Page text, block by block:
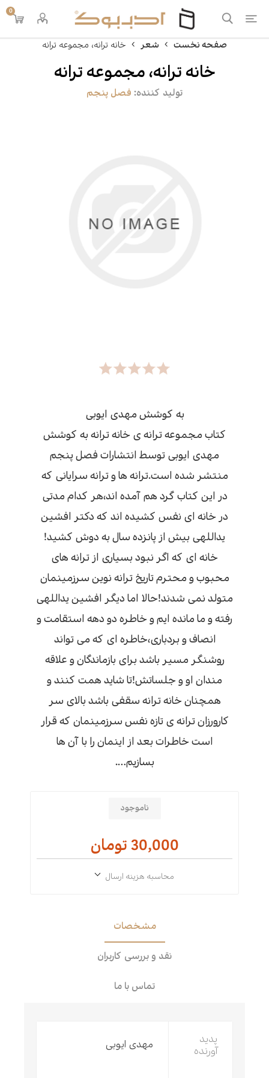
0
صفحه نخست شعر خانه ترانه، مجموعه ترانه
خانه ترانه، مجموعه ترانه
تولید کننده: فصل پنجم
به کوشش مهدی ایوبی
کتاب مجموعه ترانه ی خانه ترانه به کوشش
مهدی ایوبی توسط انتشارات فصل پنجم
منتشر شده است.ترانه ها و ترانه سرایانی که
در این کتاب گرد هم آمده اند،هر کدام مدتی
در خانه ای نفس کشیده اند که دکتر افشین
یداللهی بیش از پانزده سال به دوش کشید!
خانه ای که اگر نبود بسیاری از ترانه های
محبوب و محترم تاریخ ترانه نوین سرزمینمان
متولد نمی شدند!حالا اما دیگر افشین یداللهی
رفته و ما مانده ایم و خاطره دو دهه استقامت و
انصاف و بردباری،خاطره ای که می تواند
روشنگر مسیر باشد برای بازماندگان و علاقه
مندان او و جلساتش!تا شاید همت کنند و
همچنان خانه ترانه سقفی باشد بالای سر
کارورزان ترانه ی تازه نفس سرزمینمان که قرار
است خاطرات بعد از اینمان را با آن ها
بسازیم….
ناموجود
30,000 تومان
محاسبه هزینه ارسال
مشخصات
نقد و بررسی کاربران
تماس با ما
پدید
آورنده
مهدی ایوبی